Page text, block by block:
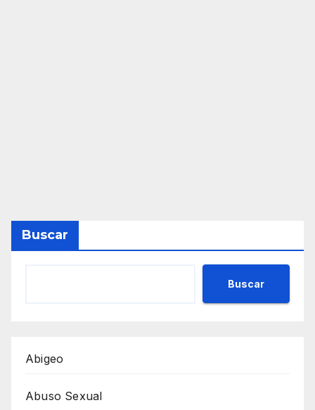
Buscar
Buscar
Abigeo
Abuso Sexual